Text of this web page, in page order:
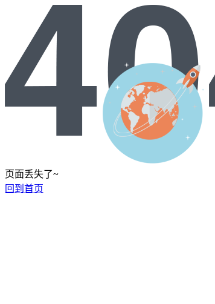
页面丢失了~
回到首页